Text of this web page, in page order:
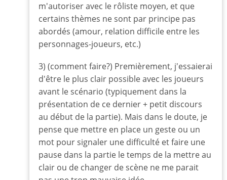
m'autoriser avec le rôliste moyen, et que
certains thèmes ne sont par principe pas
abordés (amour, relation difficile entre les
personnages-joueurs, etc.)
3) (comment faire?) Premièrement, j'essaierai
d'être le plus clair possible avec les joueurs
avant le scénario (typiquement dans la
présentation de ce dernier + petit discours
au début de la partie). Mais dans le doute, je
pense que mettre en place un geste ou un
mot pour signaler une difficulté et faire une
pause dans la partie le temps de la mettre au
clair ou de changer de scène ne me parait